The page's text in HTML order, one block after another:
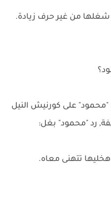
من غير حرف زيادة.
"محمود" على كورنيش النيل
رد "محمود" بغل:
تتهنى معاه.